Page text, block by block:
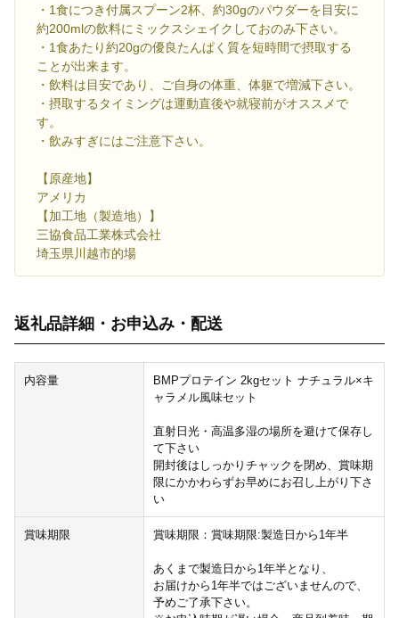
・1食につき付属スプーン2杯、約30gのパウダーを目安に
約200mlの飲料にミックスシェイクしておのみ下さい。
・1食あたり約20gの優良たんぱく質を短時間で摂取する
ことが出来ます。
・飲料は目安であり、ご自身の体重、体躯で増減下さい。
・摂取するタイミングは運動直後や就寝前がオススメで
す。
・飲みすぎにはご注意下さい。
【原産地】
アメリカ
【加工地（製造地）】
三協食品工業株式会社
埼玉県川越市的場
返礼品詳細・お申込み・配送
内容量
BMPプロテイン 2kgセット ナチュラル×キ
ャラメル風味セット
直射日光・高温多湿の場所を避けて保存し
て下さい
開封後はしっかりチャックを閉め、賞味期
限にかかわらずお早めにお召し上がり下さ
い
賞味期限 賞味期限：賞味期限:製造日から1年半
あくまで製造日から1年半となり、
お届けから1年半ではございませんので、
予めご了承下さい。